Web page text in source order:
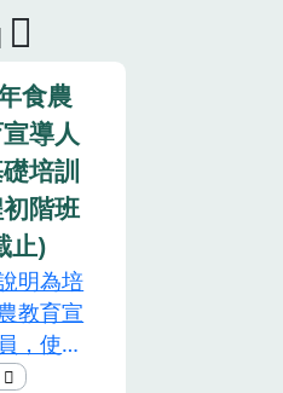
)，共計
報名額
，不受
報名。
程時
「B2飲
養領域
或「A2
育推廣
應用課
程參與
實務操
力，藉
食農教
的專業
系。
理單
指導單
業部 •
位：農
東區農
場二、
期：
食農
導人
培訓
階班
止)
明為培
教育宣
，使其
農教育